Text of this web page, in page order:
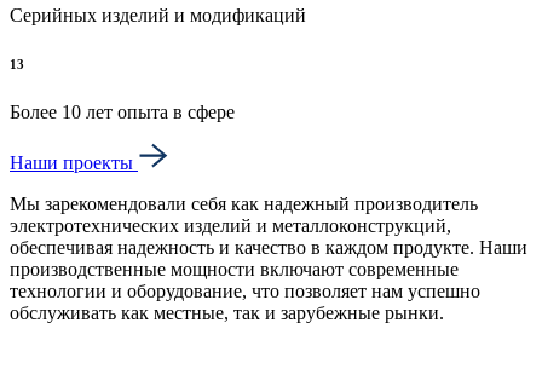
Серийных изделий и модификаций
13
Более 10 лет опыта в сфере
Наши проекты
Мы зарекомендовали себя как надежный производитель
электротехнических изделий и металлоконструкций,
обеспечивая надежность и качество в каждом продукте. Наши
производственные мощности включают современные
технологии и оборудование, что позволяет нам успешно
обслуживать как местные, так и зарубежные рынки.